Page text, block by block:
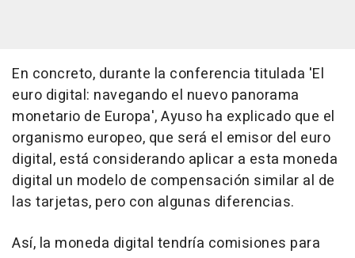
En concreto, durante la conferencia titulada 'El
euro digital: navegando el nuevo panorama
monetario de Europa', Ayuso ha explicado que el
organismo europeo, que será el emisor del euro
digital, está considerando aplicar a esta moneda
digital un modelo de compensación similar al de
las tarjetas, pero con algunas diferencias.
Así, la moneda digital tendría comisiones para